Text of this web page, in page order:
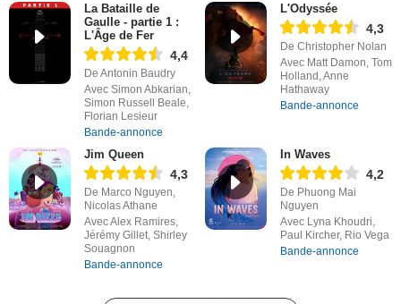
La Bataille de
Gaulle - partie 1 :
L'Âge de Fer
4,4
De Antonin Baudry
Avec Simon Abkarian,
Simon Russell Beale,
Florian Lesieur
Bande-annonce
L'Odyssée
4,3
De Christopher Nolan
Avec Matt Damon, Tom
Holland, Anne
Hathaway
Bande-annonce
Jim Queen
4,3
De Marco Nguyen,
Nicolas Athane
Avec Alex Ramires,
Jérémy Gillet, Shirley
Souagnon
Bande-annonce
In Waves
4,2
De Phuong Mai
Nguyen
Avec Lyna Khoudri,
Paul Kircher, Rio Vega
Bande-annonce